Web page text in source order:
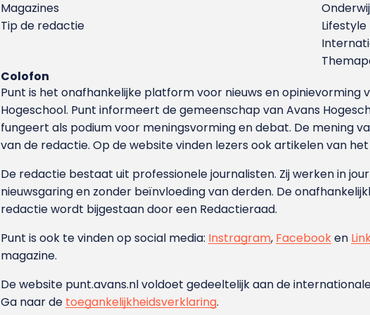
Magazines
Tip de redactie
Lifestyle
Colofon
Punt is het onafhankelijke platform voor nieuws en
Hoge­school. Punt informeert de gemeenschap van Avans
fungeert als podium voor meningsvorming en debat. De mening
van de redactie. Op de website vinden lezers ook artikelen van
De redactie bestaat uit professionele journalisten. Zij werken in
nieuwsgaring en zonder beïnvloeding van derden. De
redactie wordt bijgestaan door een Redactieraad.
Punt is ook te vinden op social media: Instragram, Facebooken
magazine.
De website punt.avans.nl voldoet gedeeltelijk aan de
Ga naar de toegankelijkheidsverklaring.